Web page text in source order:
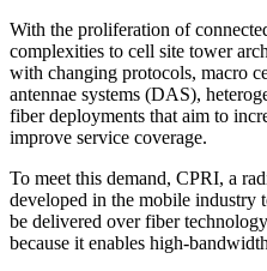
With the proliferation of
complexities to cell site tower
with changing protocols, macro
antennae systems (DAS),
fiber deployments that aim to
improve service coverage.
To meet this demand, CPRI, a
developed in the mobile industry
be delivered over fiber
because it enables high-